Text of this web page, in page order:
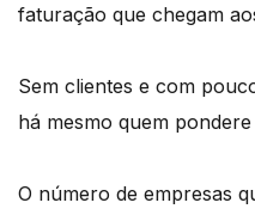
faturação que chegam
Sem clientes e com
há mesmo quem
O número de empresas